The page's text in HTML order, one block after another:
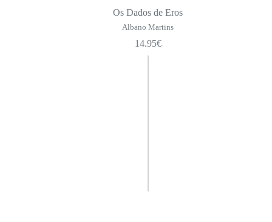
Os Dados de Eros
Albano Martins
14.95€